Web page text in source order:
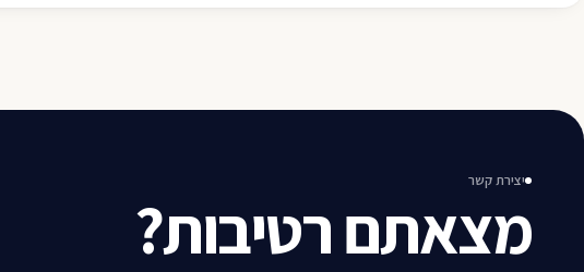
יצירת קשר
מצאתם רטיבות?